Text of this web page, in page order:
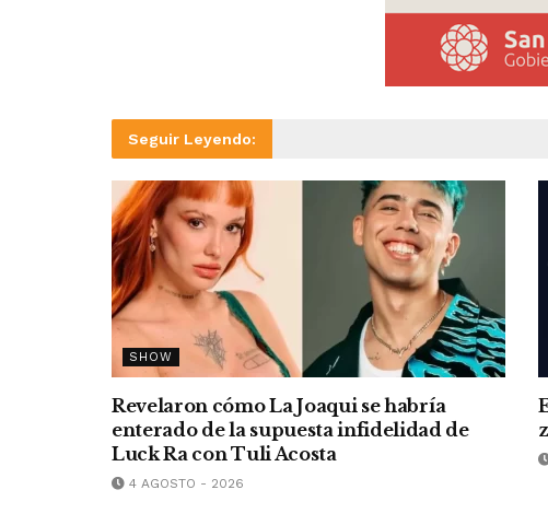
Seguir Leyendo:
SHOW
Revelaron cómo La Joaqui se habría
enterado de la supuesta infidelidad de
Luck Ra con Tuli Acosta
4 AGOSTO - 2026